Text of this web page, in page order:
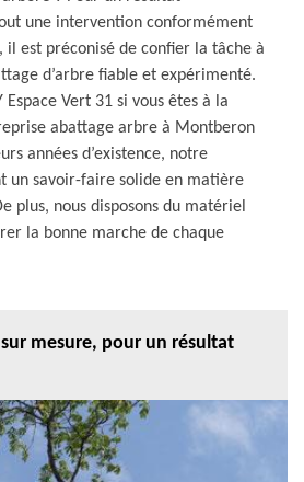
une intervention conformément
il est préconisé de confier la tâche à
d’arbre fiable et expérimenté.
Espace Vert 31 si vous êtes à la
abattage arbre à Montberon
années d’existence, notre
un savoir-faire solide en matière
plus, nous disposons du matériel
la bonne marche de chaque
mesure, pour un résultat